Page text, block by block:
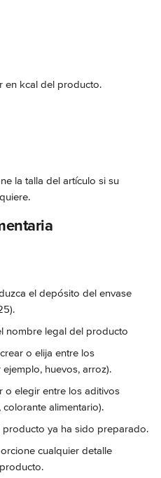
en kcal del producto.
la talla del artículo si su
el depósito del envase
nombre legal del producto
o elija entre los
huevos, arroz).
o elegir entre los aditivos
alimentario).
producto ya ha sido preparado.
cualquier detalle